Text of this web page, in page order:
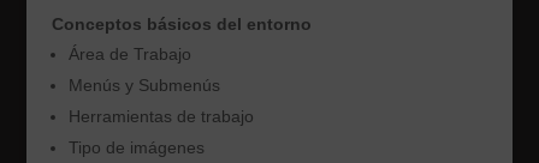
Conceptos básicos del entorno
Área de Trabajo
Menús y Submenús
Herramientas de trabajo
Tipo de imágenes